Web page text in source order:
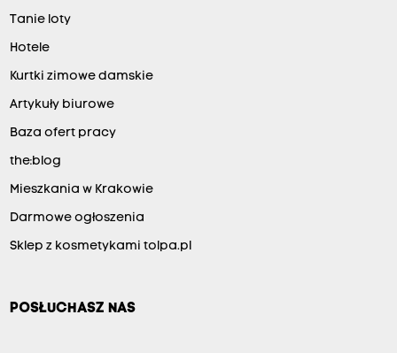
Tanie loty
Hotele
Kurtki zimowe damskie
Artykuły biurowe
Baza ofert pracy
the:blog
Mieszkania w Krakowie
Darmowe ogłoszenia
Sklep z kosmetykami tolpa.pl
POSŁUCHASZ NAS